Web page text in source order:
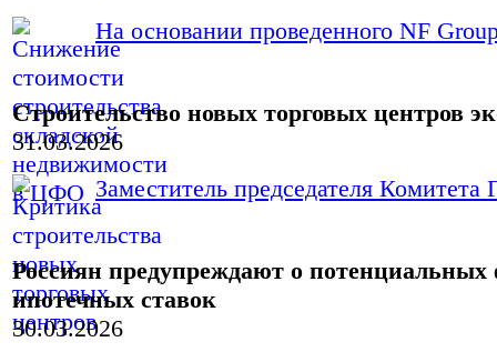
На основании проведенного NF
Строительство новых торговых центров
31.03.2026
Заместитель председателя Комитета
Россиян предупреждают о
ипотечных ставок
30.03.2026